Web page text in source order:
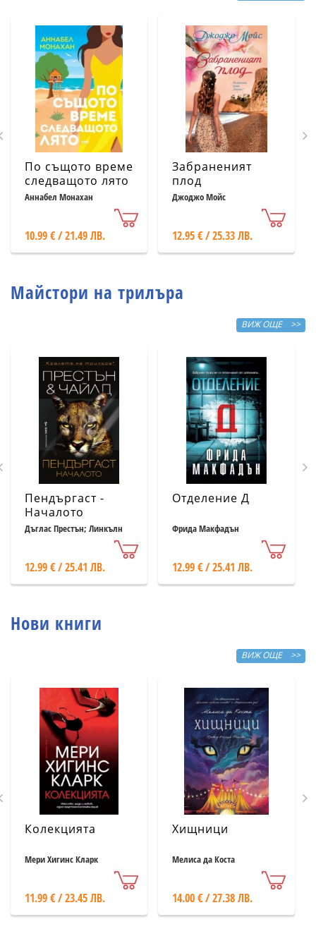
По същото време
следващото лято
Аннабел Монахан
10.99 € / 21.49 ЛВ.
Забраненият
плод
Джоджо Мойс
12.95 € / 25.33 ЛВ.
Майстори на трилъра
ВИЖ ОЩЕ >>
Пендъргаст -
Началото
Дъглас Престън; Линкълн
12.99 € / 25.41 ЛВ.
Отделение Д
Фрида Макфадън
12.99 € / 25.41 ЛВ.
Нови книги
ВИЖ ОЩЕ >>
Колекцията
Мери Хигинс Кларк
11.99 € / 23.45 ЛВ.
Хищници
Мелиса да Коста
14.00 € / 27.38 ЛВ.